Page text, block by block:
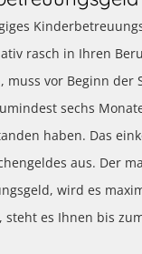
rasch in Ihren
vor Beginn der
sechs
haben. Das
aus. Der
wird es
es Ihnen bis